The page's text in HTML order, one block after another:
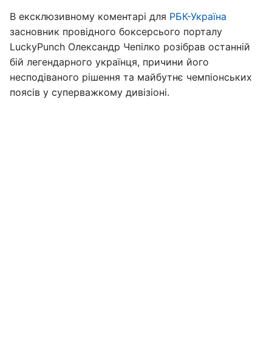
В ексклюзивному коментарі для РБК-Україна
засновник провідного боксерсього порталу
LuckyPunch Олександр Чепілко розібрав останній
бій легендарного українця, причини його
несподіваного рішення та майбутнє чемпіонських
поясів у суперважкому дивізіоні.